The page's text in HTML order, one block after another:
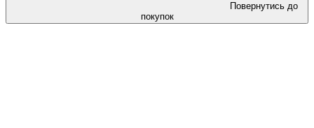
Повернутись до
покупок